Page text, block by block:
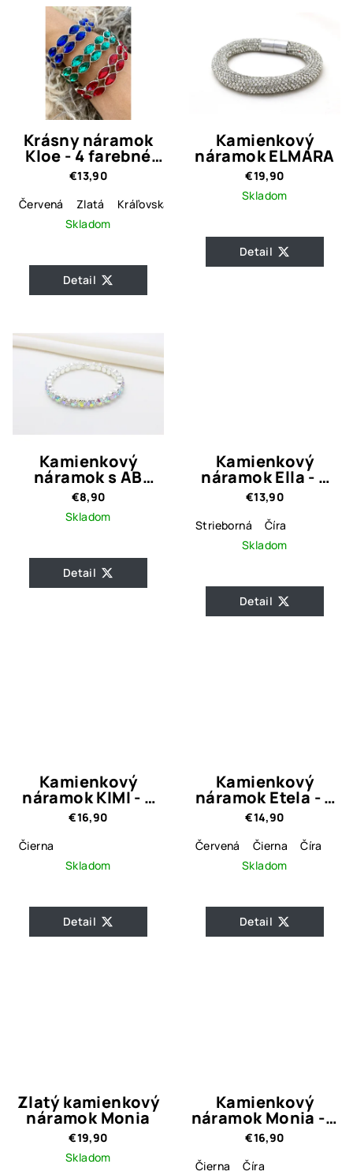
Krásny náramok
Kloe - 4 farebné
varianty
€13,90
Červená
Zlatá
Kráľovská modrá
Skladom
Detail
Kamienkový
náramok ELMARA
€19,90
Skladom
Detail
Kamienkový
náramok s AB
efektom Teria
€8,90
Skladom
Detail
Kamienkový
náramok Ella - 3
farebné varianty
€13,90
Strieborná
Číra
Skladom
Detail
Kamienkový
náramok KIMI - 3
farebné varianty
€16,90
Čierna
Skladom
Detail
Kamienkový
náramok Etela - 6
farebné varianty
€14,90
Červená
Čierna
Číra
Skladom
Detail
Zlatý kamienkový
náramok Monia
€19,90
Skladom
Kamienkový
náramok Monia - 3
farebné
prevedenia
€16,90
Čierna
Číra